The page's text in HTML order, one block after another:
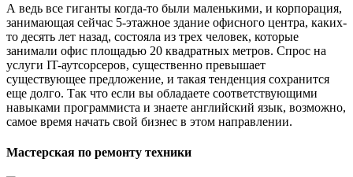
А ведь все гиганты когда-то были маленькими, и корпорация,
занимающая сейчас 5-этажное здание офисного центра, каких-
то десять лет назад, состояла из трех человек, которые
занимали офис площадью 20 квадратных метров. Спрос на
услуги IT-аутсорсеров, существенно превышает
существующее предложение, и такая тенденция сохранится
еще долго. Так что если вы обладаете соответствующими
навыками программиста и знаете английский язык, возможно,
самое время начать свой бизнес в этом направлении.
Мастерская по ремонту техники